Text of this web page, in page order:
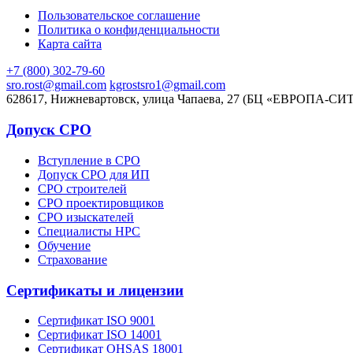
Пользовательское соглашение
Политика о конфиденциальности
Карта сайта
+7 (800) 302-79-60
sro.rost@gmail.com kgrostsro1@gmail.com
628617, Нижневартовск, улица Чапаева, 27 (БЦ «ЕВРОПА-
Допуск СРО
Вступление в СРО
Допуск СРО для ИП
СРО строителей
СРО проектировщиков
СРО изыскателей
Специалисты НРС
Обучение
Страхование
Сертификаты и лицензии
Сертификат ISO 9001
Сертификат ISO 14001
Сертификат OHSAS 18001